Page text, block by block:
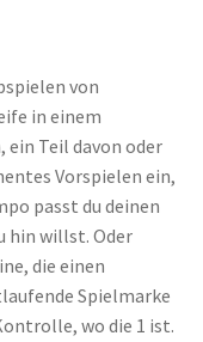
von
in einem
Teil davon oder
Vorspielen ein,
passt du deinen
hin willst. Oder
die einen
Spielmarke
wo die 1 ist.